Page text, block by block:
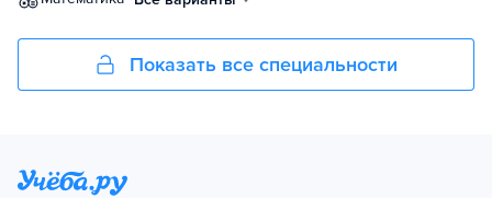
Показать все специальности